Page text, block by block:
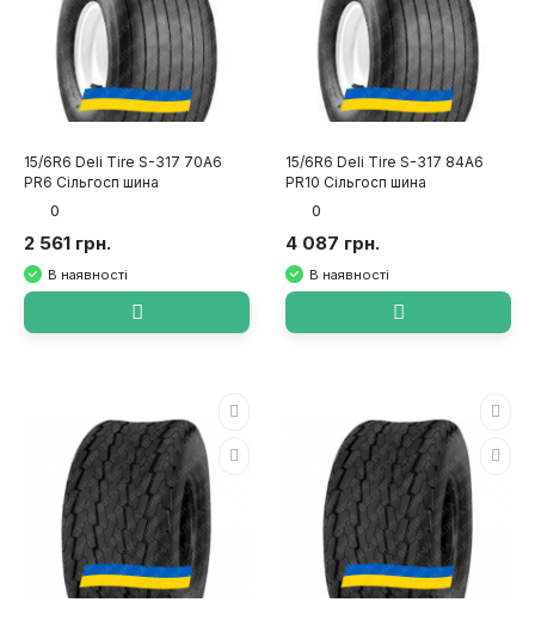
15/6R6 Deli Tire S-317 70A6
PR6 Сільгосп шина
0
2 561 грн.
В наявності
15/6R6 Deli Tire S-317 84A6
PR10 Сільгосп шина
0
4 087 грн.
В наявності